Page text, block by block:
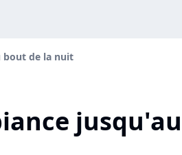
bout de la nuit
jusqu'au